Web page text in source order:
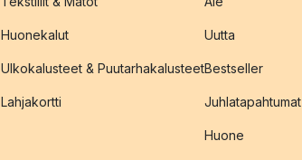
Huonekalut
Ulkokalusteet & Puutarhakalusteet
Lahjakortti
Uutta
Bestseller
Juhlatapahtumat
Huone